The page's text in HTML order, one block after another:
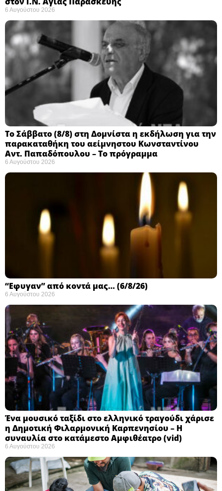
6 Αυγούστου 2026
Το Σάββατο (8/8) στη Δομνίστα η εκδήλωση για την
παρακαταθήκη του αείμνηστου Κωνσταντίνου
Αντ. Παπαδόπουλου – Το πρόγραμμα
6 Αυγούστου 2026
“Εφυγαν” από κοντά μας… (6/8/26)
6 Αυγούστου 2026
Ένα μουσικό ταξίδι στο ελληνικό τραγούδι χάρισε
η Δημοτική Φιλαρμονική Καρπενησίου – Η
συναυλία στο κατάμεστο Αμφιθέατρο (vid)
6 Αυγούστου 2026